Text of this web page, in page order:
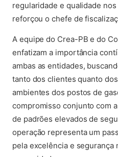
regularidade e qualidade
reforçou o chefe de
A equipe do Crea-PB e do
enfatizam a importância
ambas as entidades,
tanto dos clientes quanto
ambientes dos postos de
compromisso conjunto com
de padrões elevados de
operação representa um
pela excelência e segurança